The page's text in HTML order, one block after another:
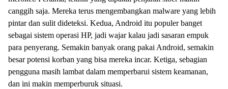
canggih saja. Mereka terus mengembangkan malware yang lebih
pintar dan sulit dideteksi. Kedua, Android itu populer banget
sebagai sistem operasi HP, jadi wajar kalau jadi sasaran empuk
para penyerang. Semakin banyak orang pakai Android, semakin
besar potensi korban yang bisa mereka incar. Ketiga, sebagian
pengguna masih lambat dalam memperbarui sistem keamanan,
dan ini makin memperburuk situasi.